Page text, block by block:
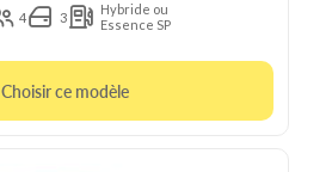
4 3
Hybride ou
Essence SP
Choisir ce modèle